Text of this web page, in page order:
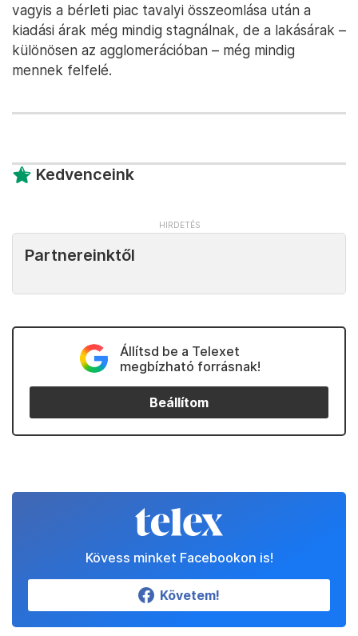
vagyis a bérleti piac tavalyi összeomlása után a
kiadási árak még mindig stagnálnak, de a lakásárak –
különösen az agglomerációban – még mindig
mennek felfelé.
Kedvenceink
Partnereinktől
Állítsd be a Telexet
megbízható forrásnak!
Beállítom
Kövess minket Facebookon is!
Követem!